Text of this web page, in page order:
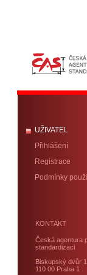
UŽIVATEL
Přihlášení
Registrace
Podmínky
KONTAKT
Česká agentura
standardizaci
Biskupský dvůr
110 00 Praha 1